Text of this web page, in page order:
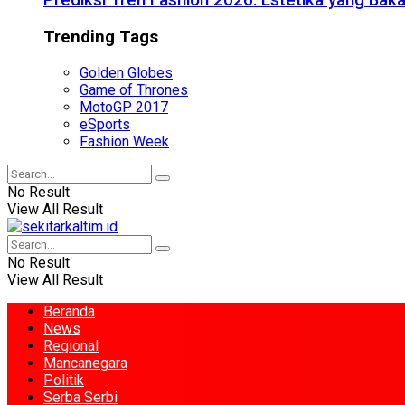
Trending Tags
Golden Globes
Game of Thrones
MotoGP 2017
eSports
Fashion Week
No Result
View All Result
No Result
View All Result
Beranda
News
Regional
Mancanegara
Politik
Serba Serbi